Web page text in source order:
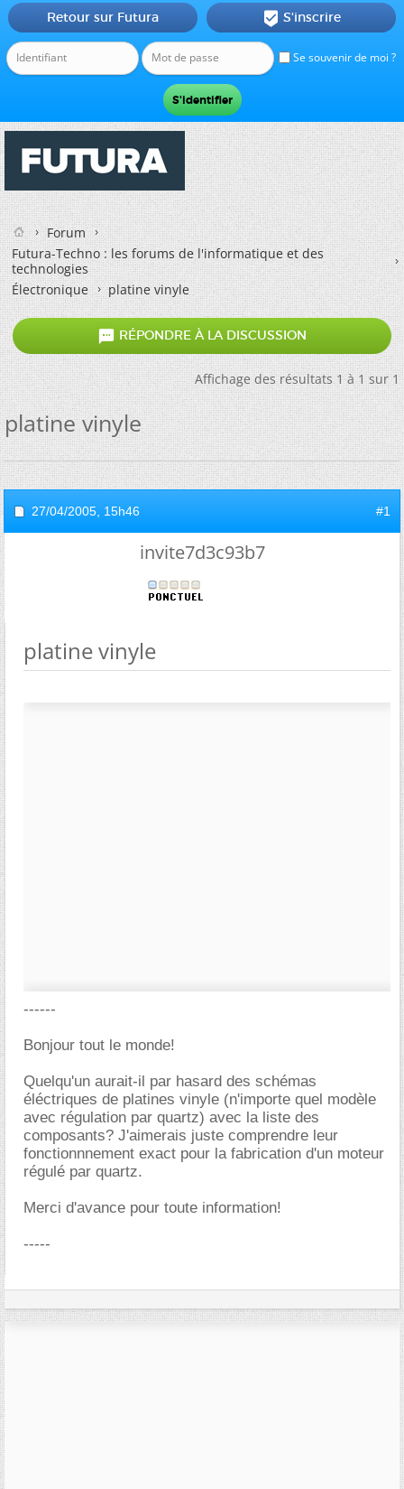
Se souvenir de moi ?
Retour sur Futura  S'inscrire
Forum
Futura-Techno : les forums de l'informatique et des
technologies
Électronique
platine vinyle
 RÉPONDRE À LA DISCUSSION
Affichage des résultats 1 à 1 sur 1
platine vinyle
27/04/2005, 15h46 #1
invite7d3c93b7
platine vinyle
------
Bonjour tout le monde!
Quelqu'un aurait-il par hasard des schémas
éléctriques de platines vinyle (n'importe quel modèle
avec régulation par quartz) avec la liste des
composants? J'aimerais juste comprendre leur
fonctionnnement exact pour la fabrication d'un moteur
régulé par quartz.
Merci d'avance pour toute information!
-----